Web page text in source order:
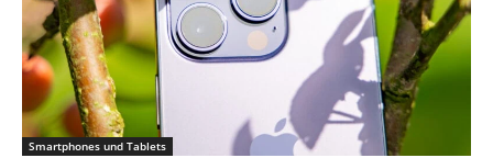
Smartphones und Tablets